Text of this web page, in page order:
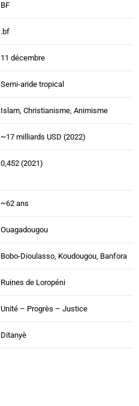
BF
.bf
11 décembre
Semi-aride tropical
Islam, Christianisme, Animisme
~17 milliards USD (2022)
0,452 (2021)
~62 ans
Ouagadougou
Bobo-Dioulasso, Koudougou, Banfora
Ruines de Loropéni
Unité – Progrès – Justice
Ditanyè